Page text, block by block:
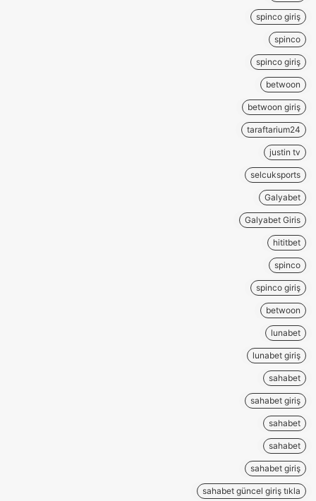
spinco giriş
spinco
spinco giriş
betwoon
betwoon giriş
taraftarium24
justin tv
selcuksports
Galyabet
Galyabet Giris
hititbet
spinco
spinco giriş
betwoon
lunabet
lunabet giriş
sahabet
sahabet giriş
sahabet
sahabet
sahabet giriş
sahabet güncel giriş tıkla